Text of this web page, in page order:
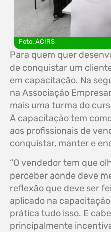
Foto: ACIRS
Para quem quer
de conquistar um
em capacitação. Na
na Associação
mais uma turma do
A capacitação tem
aos profissionais de
conquistar, manter e
“O vendedor tem que
perceber aonde deve
reflexão que deve ser
aplicado na
prática tudo isso. E
principalmente